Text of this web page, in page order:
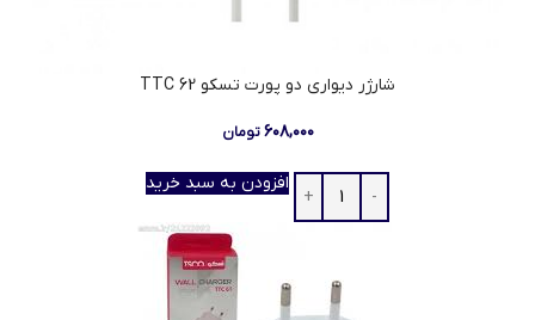
شارژر دیواری دو پورت تسکو TTC 62
۶۰۸,۰۰۰ تومان
افزودن به سبد خرید